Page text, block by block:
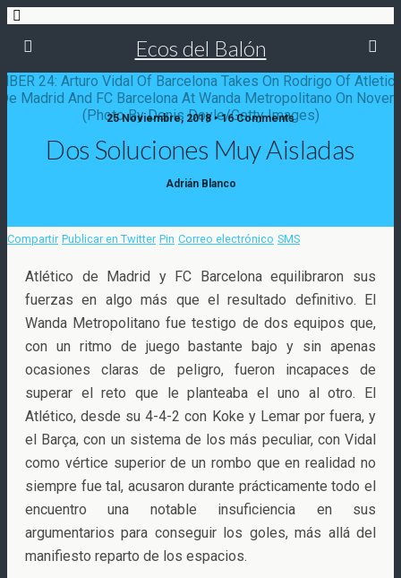
Ecos del Balón
25 Noviembre, 2018 • 16 Comments
Dos Soluciones Muy Aisladas
Adrián Blanco
Compartir Publicar en Twitter Pin Correo electrónico SMS
Atlético de Madrid y FC Barcelona equilibraron sus
fuerzas en algo más que el resultado definitivo. El
Wanda Metropolitano fue testigo de dos equipos que,
con un ritmo de juego bastante bajo y sin apenas
ocasiones claras de peligro, fueron incapaces de
superar el reto que le planteaba el uno al otro. El
Atlético, desde su 4-4-2 con Koke y Lemar por fuera, y
el Barça, con un sistema de los más peculiar, con Vidal
como vértice superior de un rombo que en realidad no
siempre fue tal, acusaron durante prácticamente todo el
encuentro una notable insuficiencia en sus
argumentarios para conseguir los goles, más allá del
manifiesto reparto de los espacios.